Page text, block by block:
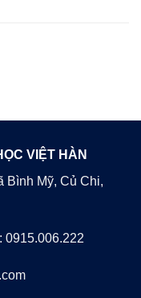
VIỆT HÀN
Bình Mỹ, Củ Chi,
0915.006.222